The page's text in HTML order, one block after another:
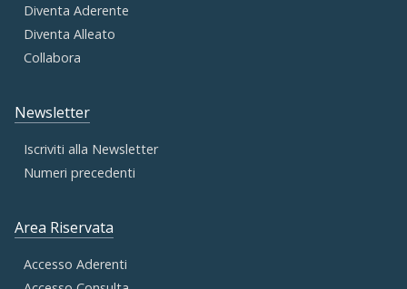
Diventa Aderente
Diventa Alleato
Collabora
Newsletter
Iscriviti alla Newsletter
Numeri precedenti
Area Riservata
Accesso Aderenti